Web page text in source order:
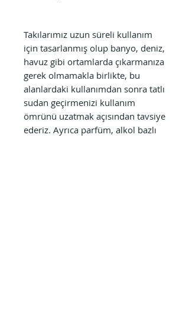
Takılarımız uzun süreli kullanım
için tasarlanmış olup banyo, deniz,
havuz gibi ortamlarda çıkarmanıza
gerek olmamakla birlikte, bu
alanlardaki kullanımdan sonra tatlı
sudan geçirmenizi kullanım
ömrünü uzatmak açısından tavsiye
ederiz. Ayrıca parfüm, alkol bazlı